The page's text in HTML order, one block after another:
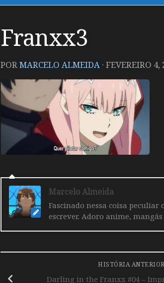
Franxx3
PORMARCELO ALMEIDA · FEVEREIRO 4,
Marcelo Almeida
Fascinado nessa coisa
escrever. Adoro anime,
HISTÓRIA ANTERIOR
Darling in the Franxx #04 –